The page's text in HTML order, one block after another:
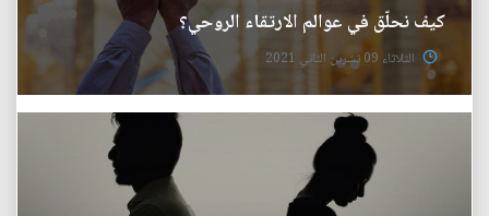
كيف نحلّق في عوالم الارتقاء الروحي؟
الثلاثاء 09 تشرين الثاني 2021